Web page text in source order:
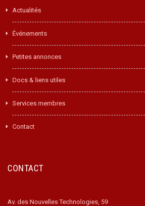
Actualités
Événements
Petites annonces
Docs & liens utiles
Services membres
Contact
CONTACT
Av. des Nouvelles Technologies, 59